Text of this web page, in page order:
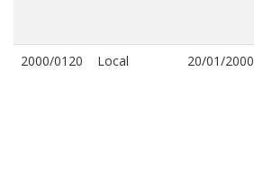
2000/0120 Local 20/01/2000